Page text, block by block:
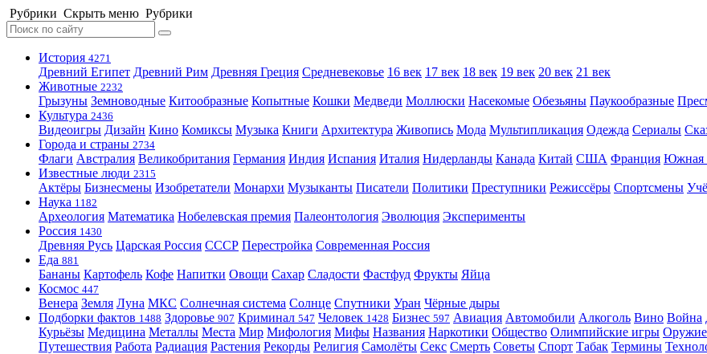
Рубрики Скрыть меню Рубрики
История 4271
Древний Египет Древний Рим Древняя Греция Средневековье 16 век 17 век 18 век 19 век 20 век 21 век
Животные 2232
Грызуны Земноводные Китообразные Копытные Кошки Медведи Моллюски Насекомые Обезьяны Паукообразные
Культура 2436
Видеоигры Дизайн Кино Комиксы Музыка Книги Архитектура Живопись Мода Мультипликация Одежда Сериалы
Города и страны 2734
Флаги Австралия Великобритания Германия Индия Испания Италия Нидерланды Канада Китай США Франция Южная
Известные люди 2315
Актёры Бизнесмены Изобретатели Монархи Музыканты Писатели Политики Преступники Режиссёры Спортсмены
Наука 1182
Археология Математика Нобелевская премия Палеонтология Эволюция Эксперименты
Россия 1430
Древняя Русь Царская Россия СССР Перестройка Современная Россия
Еда 881
Бананы Картофель Кофе Напитки Овощи Сахар Сладости Фастфуд Фрукты Яйца
Космос 447
Венера Земля Луна МКС Солнечная система Солнце Спутники Уран Чёрные дыры
Подборки фактов 1488 Здоровье 907 Криминал 547 Человек 1428 Бизнес 597 Авиация Автомобили Алкоголь Вино Война
Курьёзы Медицина Металлы Места Мир Мифология Мифы Названия Наркотики Общество Олимпийские игры Оружие
Путешествия Работа Радиация Растения Рекорды Религия Самолёты Секс Смерть Советы Спорт Табак Термины